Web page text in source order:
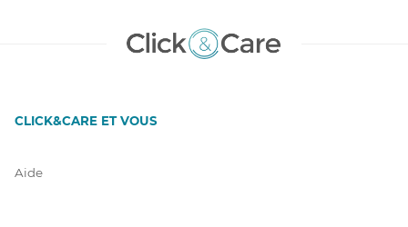
CLICK&CARE ET VOUS
Aide